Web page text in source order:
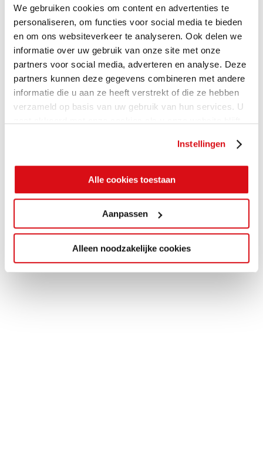
We gebruiken cookies om content en advertenties te
personaliseren, om functies voor social media te bieden
en om ons websiteverkeer te analyseren. Ook delen we
informatie over uw gebruik van onze site met onze
partners voor social media, adverteren en analyse. Deze
partners kunnen deze gegevens combineren met andere
informatie die u aan ze heeft verstrekt of die ze hebben
verzameld op basis van uw gebruik van hun services. U
Instellingen
Alle cookies toestaan
Aanpassen
Alleen noodzakelijke cookies